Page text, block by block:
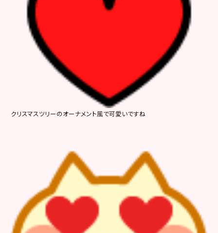
クリスマスツリーのオーナメント風で可愛いですね